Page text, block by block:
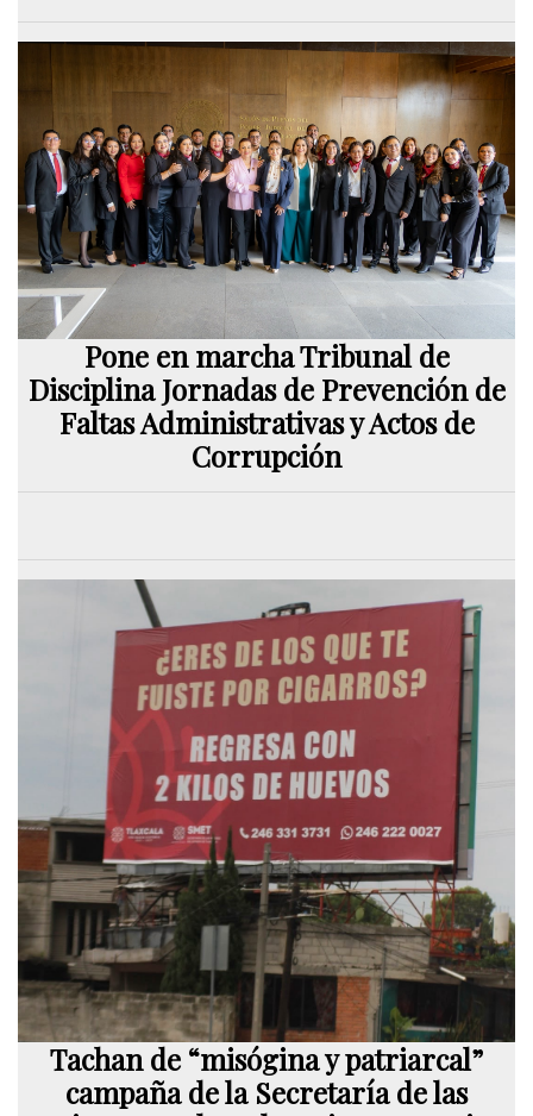
Pone en marcha Tribunal de
Disciplina Jornadas de Prevención de
Faltas Administrativas y Actos de
Corrupción
Tachan de “misógina y patriarcal”
campaña de la Secretaría de las